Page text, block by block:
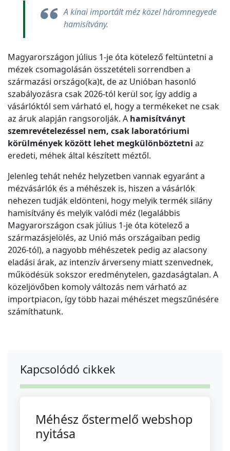
A kínai importált méz közel háromnegyede
hamisítvány.
Magyarországon július 1-je óta kötelező feltüntetni a
mézek csomagolásán összetételi sorrendben a
származási országo(ka)t, de az Unióban hasonló
szabályozásra csak 2026-tól kerül sor, így addig a
vásárlóktól sem várható el, hogy a termékeket ne csak
az áruk alapján rangsorolják. A hamisítványt
szemrevételezéssel nem, csak laboratóriumi
körülmények között lehet megkülönböztetni az
eredeti, méhek által készített méztől.
Jelenleg tehát nehéz helyzetben vannak egyaránt a
mézvásárlók és a méhészek is, hiszen a vásárlók
nehezen tudják eldönteni, hogy melyik termék silány
hamisítvány és melyik valódi méz (legalábbis
Magyarországon csak július 1-je óta kötelező a
származásjelölés, az Unió más országaiban pedig
2026-tól), a nagyobb méhészetek pedig az alacsony
eladási árak, az intenzív árverseny miatt szenvednek,
működésük sokszor eredménytelen, gazdaságtalan. A
közeljövőben komoly változás nem várható az
importpiacon, így több hazai méhészet megszűnésére
számíthatunk.
Kapcsolódó cikkek
Méhész őstermelő webshop
nyitása